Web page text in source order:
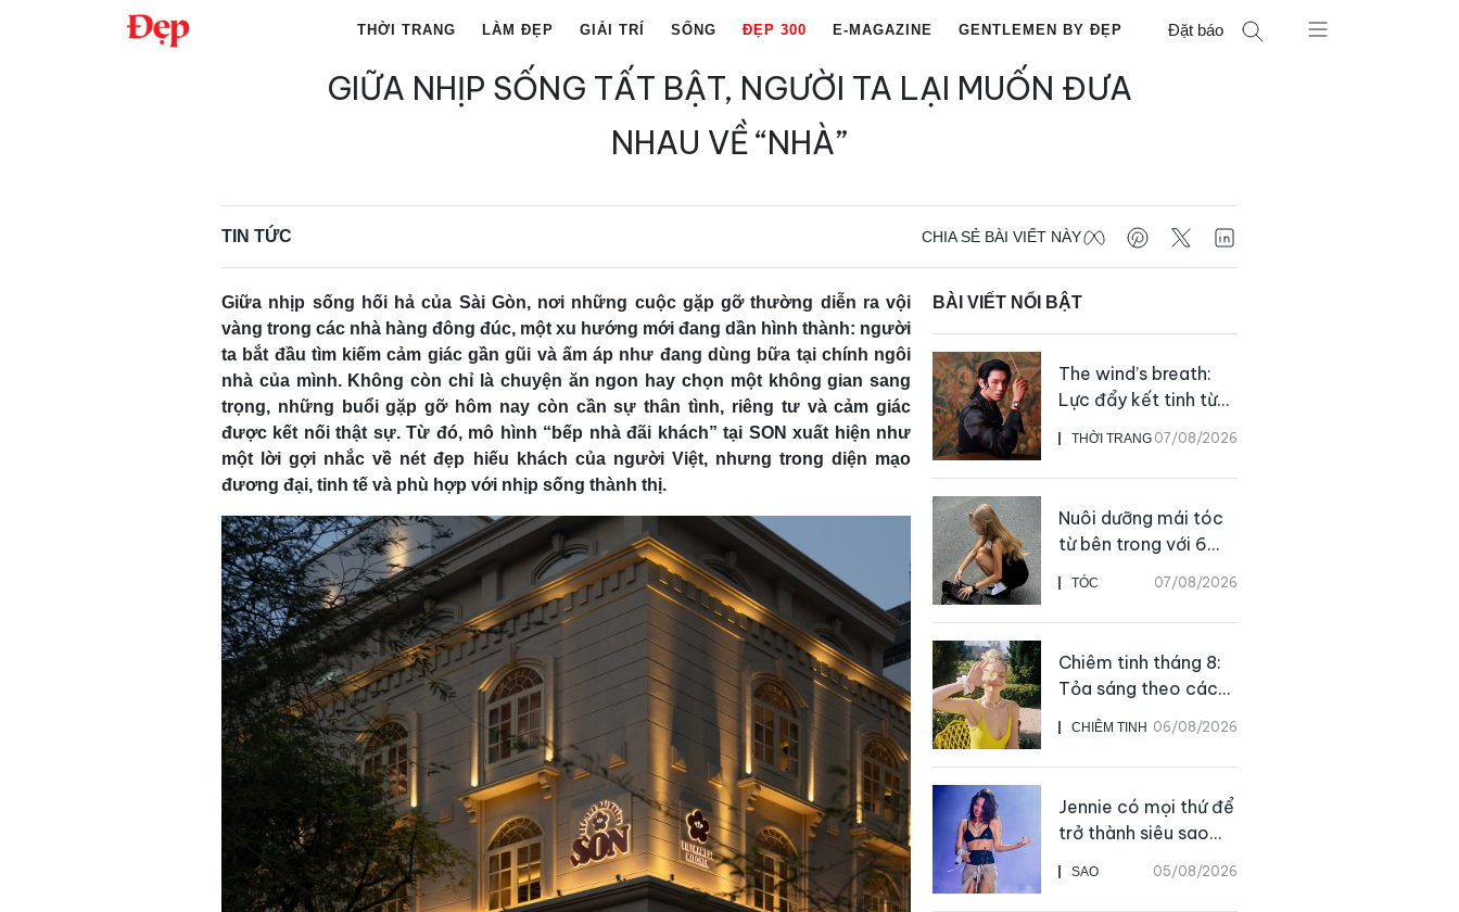
THỜI TRANG LÀM ĐẸP GIẢI TRÍ SỐNG ĐẸP 300 E-MAGAZINE GENTLEMEN BY ĐẸP Đặt báo
GIỮA NHỊP SỐNG TẤT BẬT, NGƯỜI TA LẠI MUỐN ĐƯA
NHAU VỀ “NHÀ”
TIN TỨC CHIA SẺ BÀI VIẾT NÀY
Giữa nhịp sống hối hả của Sài Gòn, nơi những cuộc gặp gỡ thường diễn ra vội
vàng trong các nhà hàng đông đúc, một xu hướng mới đang dần hình thành: người
ta bắt đầu tìm kiếm cảm giác gần gũi và ấm áp như đang dùng bữa tại chính ngôi
nhà của mình. Không còn chỉ là chuyện ăn ngon hay chọn một không gian sang
trọng, những buổi gặp gỡ hôm nay còn cần sự thân tình, riêng tư và cảm giác
được kết nối thật sự. Từ đó, mô hình “bếp nhà đãi khách” tại SON xuất hiện như
một lời gợi nhắc về nét đẹp hiếu khách của người Việt, nhưng trong diện mạo
đương đại, tinh tế và phù hợp với nhịp sống thành thị.
BÀI VIẾT NỔI BẬT
THỜI TRANG 07/08/2026
The wind’s breath:
Lực đẩy kết tinh từ
sự kiên định
TÓC 07/08/2026
Nuôi dưỡng mái tóc
từ bên trong với 6
thực phẩm giàu
dưỡng chất
CHIÊM TINH 06/08/2026
Chiêm tinh tháng 8:
Tỏa sáng theo cách
của chính mình
SAO 05/08/2026
Jennie có mọi thứ để
trở thành siêu sao
live